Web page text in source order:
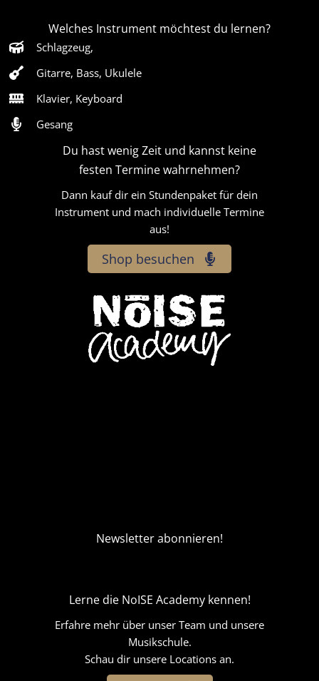
Welches Instrument möchtest du lernen?
Schlagzeug,
Gitarre, Bass, Ukulele
Klavier, Keyboard
Gesang
Du hast wenig Zeit und kannst keine
festen Termine wahrnehmen?
Dann kauf dir ein Stundenpaket für dein
Instrument und mach individuelle Termine
aus!
Shop besuchen
Newsletter abonnieren!
Lerne die NoISE Academy kennen!
Erfahre mehr über unser Team und unsere
Musikschule.
Schau dir unsere Locations an.